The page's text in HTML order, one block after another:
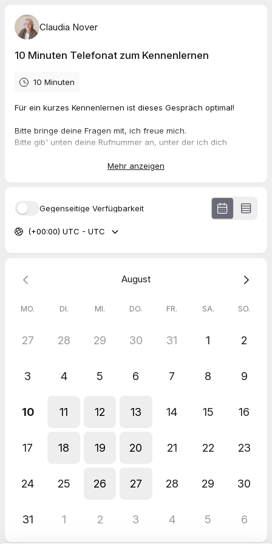
Claudia Nover
10 Minuten Telefonat zum Kennenlernen
10 Minuten
Für ein kurzes Kennenlernen ist dieses Gespräch optimal!
Bitte bringe deine Fragen mit, ich freue mich.
Bitte gib' unten deine Rufnummer an, unter der ich dich
Mehr anzeigen
Gegenseitige Verfügbarkeit
(+00:00) UTC - UTC
August
MO. DI. MI. DO. FR. SA. SO.
27 28 29 30 31 1 2
3 4 5 6 7 8 9
10 11 12 13 14 15 16
17 18 19 20 21 22 23
24 25 26 27 28 29 30
31 1 2 3 4 5 6